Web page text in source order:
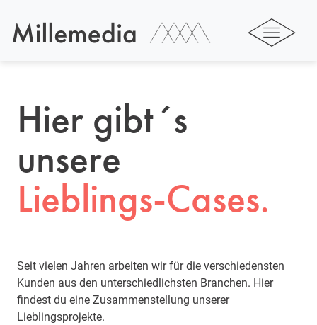
Hier gibt´s
unsere
Lieblings-Cases.
Seit vielen Jahren arbeiten wir für die verschiedensten
Kunden aus den unterschiedlichsten Branchen. Hier
findest du eine Zusammenstellung unserer
Lieblingsprojekte.